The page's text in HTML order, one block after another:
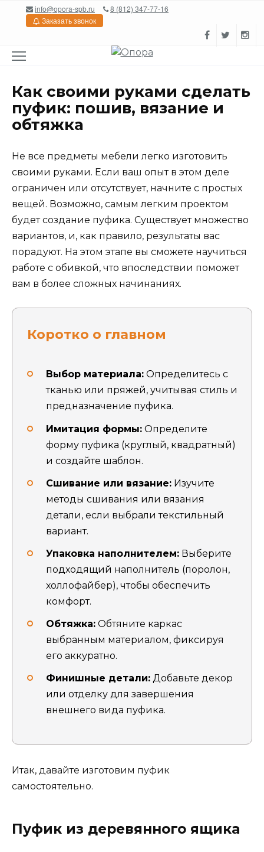
Перейтиinfo@opora-spb.ru
8 (812) 347-77-16
Заказать звонок
Как своими руками сделать
пуфик: пошив, вязание и
обтяжка
Не все предметы мебели легко изготовить
своими руками. Если ваш опыт в этом деле
ограничен или отсутствует, начните с простых
вещей. Возможно, самым легким проектом
будет создание пуфика. Существует множество
вариантов, и, как правило, результаты вас
порадуют. На этом этапе вы сможете научиться
работе с обивкой, что впоследствии поможет
вам в более сложных начинаниях.
Коротко о главном
Выбор материала: Определитесь с
тканью или пряжей, учитывая стиль и
предназначение пуфика.
Имитация формы: Определите
форму пуфика (круглый, квадратный)
и создайте шаблон.
Сшивание или вязание: Изучите
методы сшивания или вязания
детали, если выбрали текстильный
вариант.
Упаковка наполнителем: Выберите
подходящий наполнитель (поролон,
холлофайбер), чтобы обеспечить
комфорт.
Обтяжка: Обтяните каркас
выбранным материалом, фиксируя
его аккуратно.
Финишные детали: Добавьте декор
или отделку для завершения
внешнего вида пуфика.
Итак, давайте изготовим пуфик
самостоятельно.
Пуфик из деревянного ящика